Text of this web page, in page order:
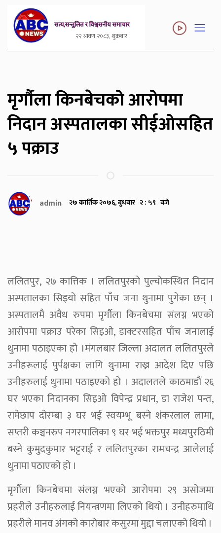
२२ श्रावण २०८३, शुक्रबार
मृर्गौला किनबेचको आरोपमा
निदान अस्पतालका सीईओसहित
५ पक्राउ
admin २७ कार्तिक २०७६, बुधबार २ : ५९ बजे
ललितपुर, २७ कात्तिक । ललितपुरको पुल्चोकस्थित निदान
अस्पतालका सिइयो सहित पाँच जना थुनामा पुगेका छन् ।
अस्पतालमै अवैध रुपमा मृर्गौला किनबेचमा संलग्न भएको
आरोपमा पक्राउ परेका सिइओ, डाक्टरसहित पाँच जनालाई
थुनामा पठाइएका हो ।मंगलबार जिल्ला अदालत ललितपुरले
उनीहरूलाई पुर्पक्षका लागि थुनामा राख्न आदेश दिए पछि
उनीहरुलाई थुनामा पठाइएको हो । अदालतले काठमाडौं २६
घर भएका निदानका सिइओ विपेन्द्र प्रधान, डा राजेश पन्त,
रामेछाप दोरम्बा ३ घर भई स्वयम्भू बस्ने शंकरलाल लामा,
सप्तरी कञ्चनरुप नगरपालिका ९ घर भई भक्तपुर मध्यपुरठिमी
बस्ने कुमुदकुमार भट्टराई र ललितपुरका रामचन्द्र आलेलाई
थुनामा पठाएको हो ।
मृर्गौला किनबेचमा संलग्न भएको आरोपमा २९ असोजमा
प्रहरीले उनीहरुलाई नियन्त्रणमा लिएको थियो । उनीहरुमाथि
प्रहरीले मानव अंगको कारोबार कसुरमा मुद्दा चलाएको थियो ।